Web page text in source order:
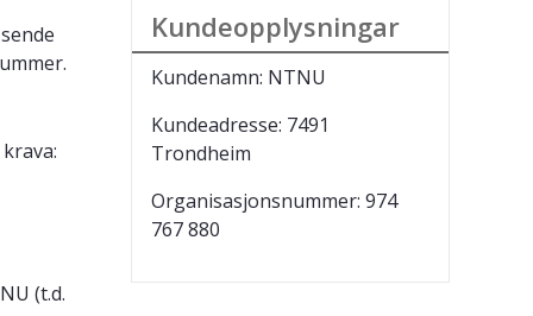
(t.d.
Kundeopplysningar
Kundenamn: NTNU
Kundeadresse: 7491
Trondheim
Organisasjonsnummer: 974
767 880